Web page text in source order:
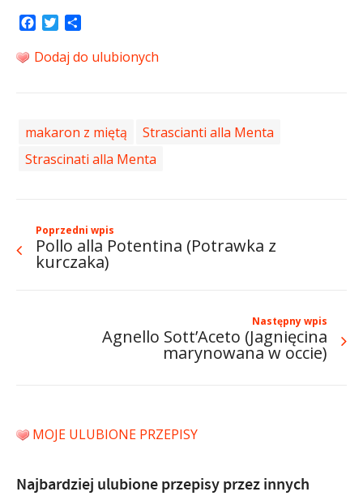
Facebook
Twitter
Dodaj do ulubionych
makaron z miętą
Strascianti alla Menta
Strascinati alla Menta
Poprzedni wpis
Pollo alla Potentina (Potrawka z
kurczaka)
Następny wpis
Agnello Sott’Aceto (Jagnięcina
marynowana w occie)
MOJE ULUBIONE PRZEPISY
Najbardziej ulubione przepisy przez innych